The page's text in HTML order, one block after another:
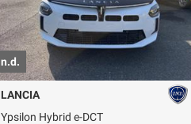
n.d.
LANCIA
Ypsilon Hybrid e-DCT